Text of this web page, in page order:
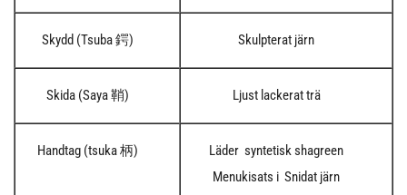
Skydd (Tsuba 鍔) Skulpterat järn
Skida (Saya 鞘) Ljust lackerat trä
Handtag (tsuka 柄)
Läder syntetisk shagreen
Menukisats i Snidat järn